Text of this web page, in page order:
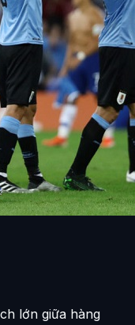
lớn giữa hàng